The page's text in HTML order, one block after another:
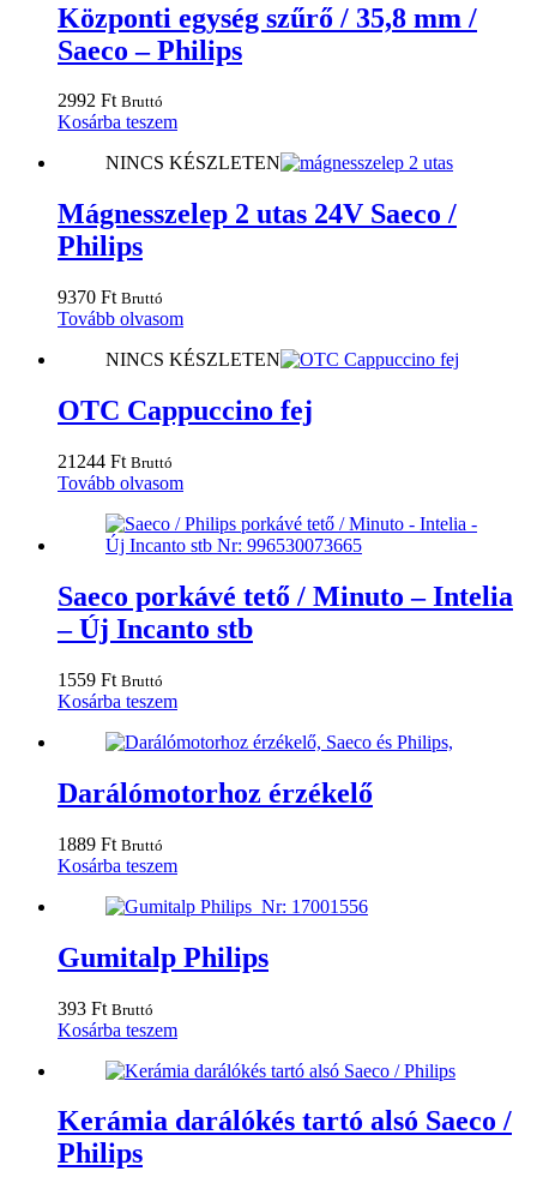
Központi egység szűrő / 35,8 mm /
Saeco – Philips
2992 Ft Bruttó
Kosárba teszem
NINCS KÉSZLETEN
Mágnesszelep 2 utas 24V Saeco /
Philips
9370 Ft Bruttó
Tovább olvasom
NINCS KÉSZLETEN
OTC Cappuccino fej
21244 Ft Bruttó
Tovább olvasom
Saeco porkávé tető / Minuto – Intelia
– Új Incanto stb
1559 Ft Bruttó
Kosárba teszem
Darálómotorhoz érzékelő
1889 Ft Bruttó
Kosárba teszem
Gumitalp Philips
393 Ft Bruttó
Kosárba teszem
Kerámia darálókés tartó alsó Saeco /
Philips